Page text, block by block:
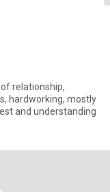
relationship,
hardworking, mostly
and understanding